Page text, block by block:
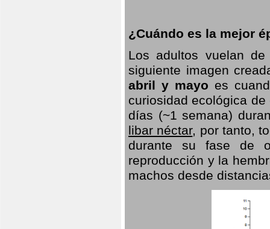
¿Cuándo es la mejor
Los adultos vuelan
siguiente imagen
abril y mayo es
curiosidad ecológica
días (~1 semana)
libar néctar, por tanto,
durante su fase de
reproducción y la
machos desde